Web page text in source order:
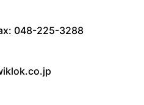
048-225-3288